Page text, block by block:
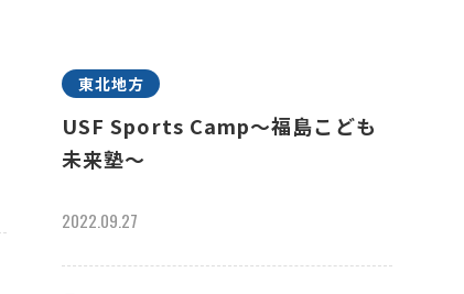
東北地方
USF Sports Camp～福島こども
未来塾～
2022.09.27